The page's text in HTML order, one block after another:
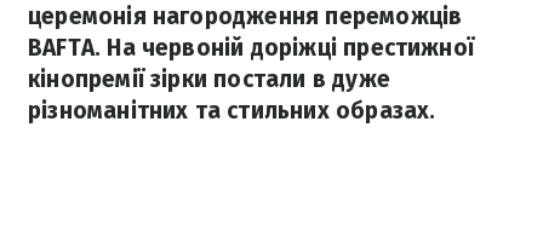
церемонія нагородження переможців
BAFTA. На червоній доріжці престижної
кінопремії зірки постали в дуже
різноманітних та стильних образах.